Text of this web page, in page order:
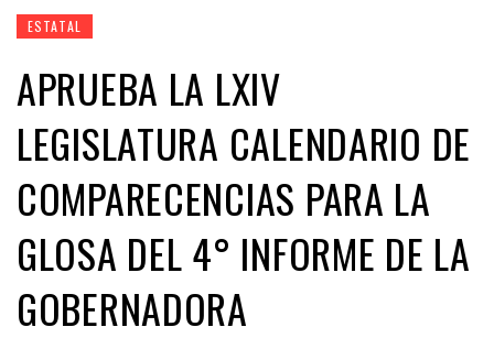
ESTATAL
APRUEBA LA LXIV
LEGISLATURA CALENDARIO DE
COMPARECENCIAS PARA LA
GLOSA DEL 4° INFORME DE LA
GOBERNADORA